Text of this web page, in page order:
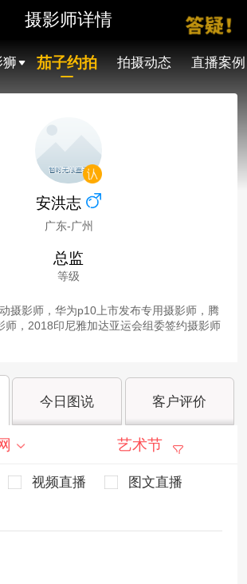
摄影师详情
茄子约拍 拍摄动态 直播案例
安洪志
广东-广州
总监
等级
摄影师，华为p10上市发布专用摄影师，腾
师，2018印尼雅加达亚运会组委签约摄影师
今日图说 客户评价
艺术节
视频直播
图文直播